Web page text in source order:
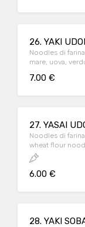
26. YAKI
Noodles di
mare, uova,
7.00 €
27. YASAI
Noodles di
wheat flour
6.00 €
28. YAKI